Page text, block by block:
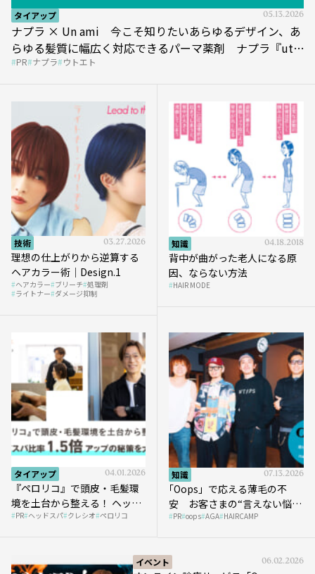
タイアップ 05.13.2026
ナプラ × Un ami 今こそ知りたいあらゆるデザイン、あ
らゆる髪質に幅広く対応できるパーマ薬剤 ナプラ『ut-
et』
PR ナプラ ウトエト
技術 03.27.2026
理想の仕上がりから逆算する
ヘアカラー術｜Design.1
ヘアカラー ブリーチ 処理剤
ライトナー ダメージ抑制
知識 04.18.2018
背中が曲がった老人になる原
因、ならない方法
HAIR MODE
タイアップ 04.01.2026
『ペロリコ』で頭皮・毛髪環
境を土台から整える！ ヘッド
スパ比率1.5倍アップの秘策を
PR ヘッドスパ クレシオ ペロリコ
知識 07.13.2026
｢Oops」で応える薄毛の不
安 お客さまの“言えない悩
み”にどう向き合う？ ＃01
PR oops AGA HAIRCAMP
イベント 06.02.2026